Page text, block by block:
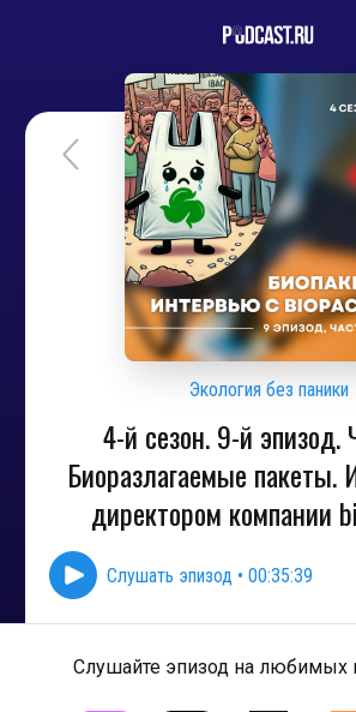
Экология без паники
4-й сезон. 9-й эпизод.
Биоразлагаемые пакеты.
директором компании
Слушать эпизод • 00:35:39
Слушайте эпизод на любимых